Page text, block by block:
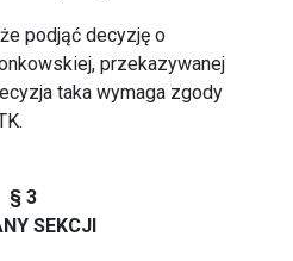
podjąć decyzję o
przekazywanej
taka wymaga zgody
§ 3
SEKCJI